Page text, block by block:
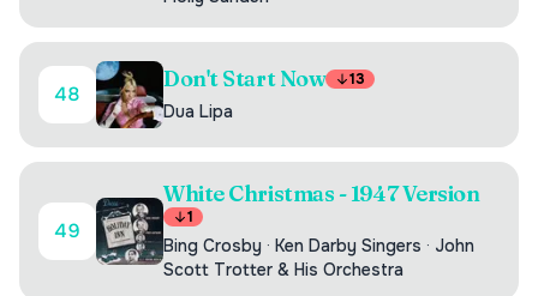
48
Don't Start Now 13
Dua Lipa
49
White Christmas - 1947 Version
1
Bing Crosby · Ken Darby Singers · John
Scott Trotter & His Orchestra